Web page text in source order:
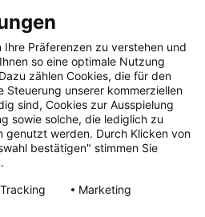
YouTube LinkedIn
Präferenzen zu verstehen und
so eine optimale Nutzung
zählen Cookies, die für den
Steuerung unserer kommerziellen
sind, Cookies zur Ausspielung
sowie solche, die lediglich zu
genutzt werden. Durch Klicken von
bestätigen" stimmen Sie
Marketing